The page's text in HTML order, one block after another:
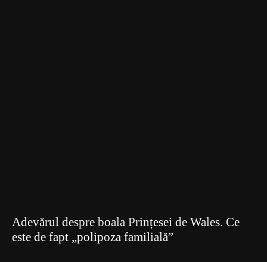
Adevărul despre boala Prințesei de Wales. Ce
este de fapt „polipoza familială”